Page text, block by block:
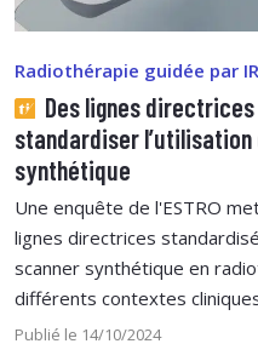
Radiothérapie guidée par
Des lignes
standardiser
synthétique
Une enquête de l'ESTRO
lignes directrices
scanner synthétique en
différents contextes
Publié le 14/10/2024